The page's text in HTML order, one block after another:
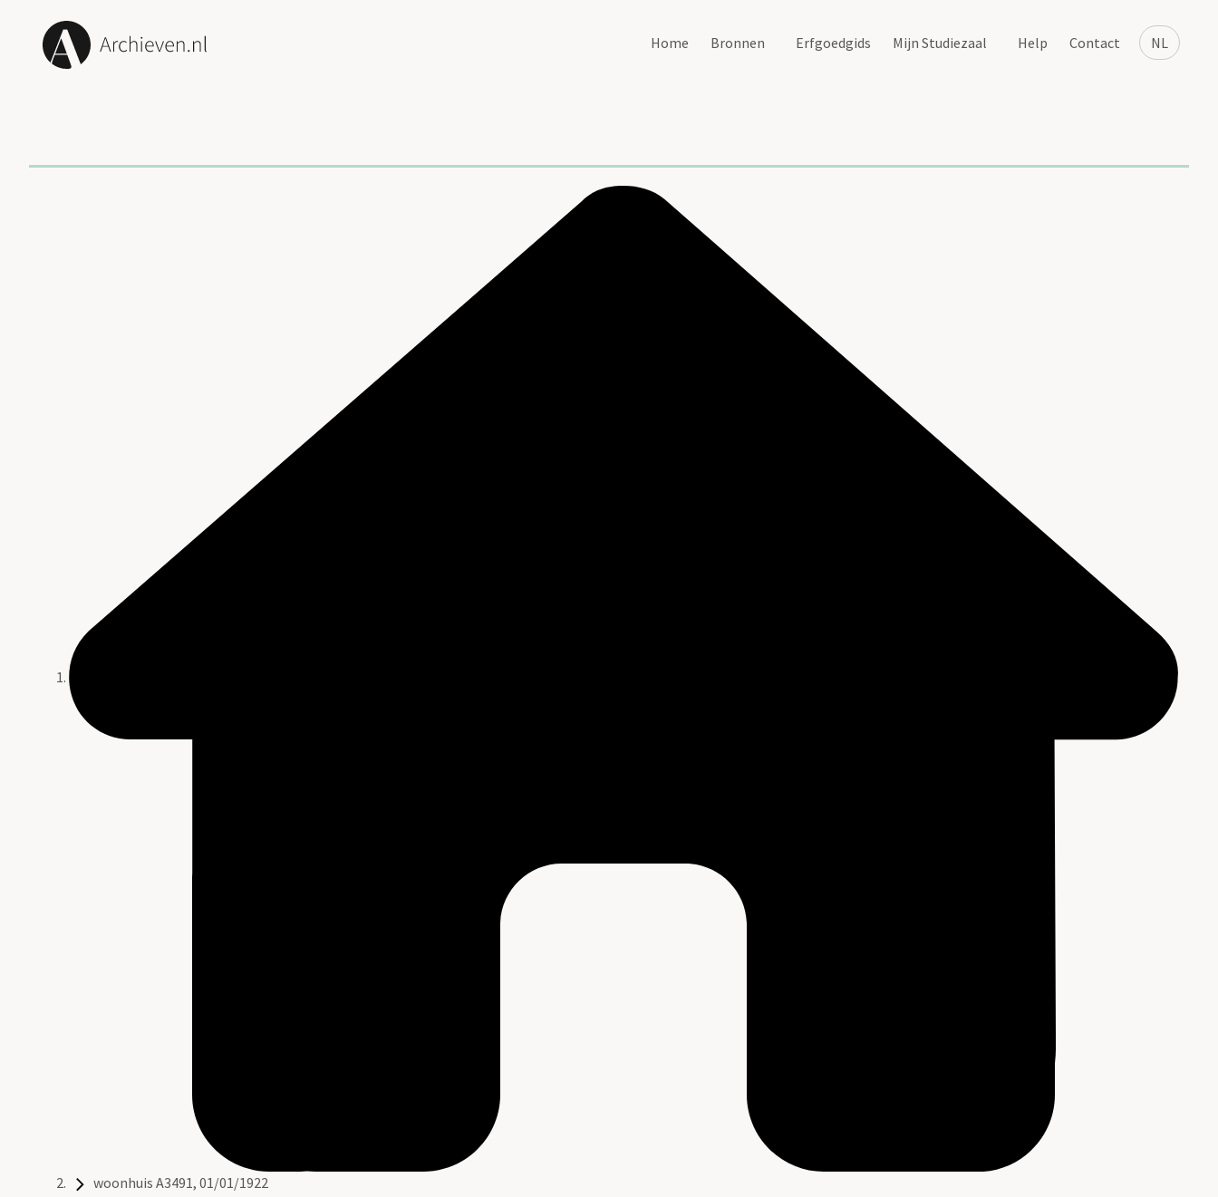
NL
Home Bronnen Erfgoedgids Mijn Studiezaal Help Contact
woonhuis A3491, 01/01/1922